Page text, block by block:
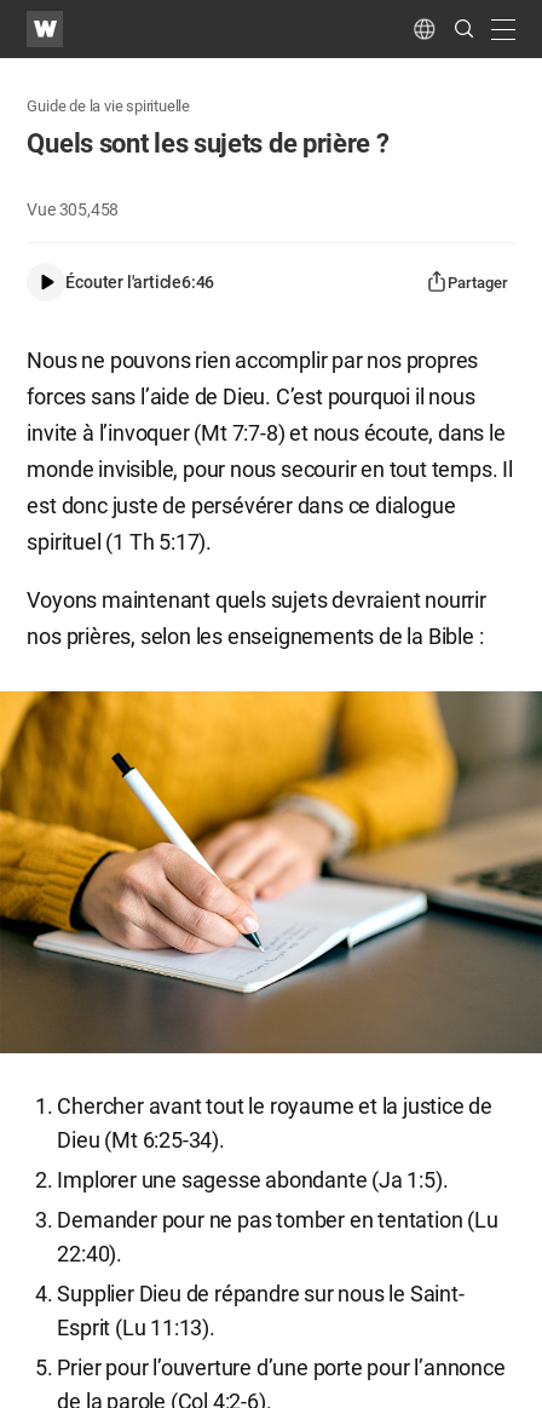
WATV
Language
Search
Submit
Guide de la vie spirituelle
Quels sont les sujets de prière ?
Vue305,458
Écouter l'article6:46 Partager
Nous ne pouvons rien accomplir par nos propres
forces sans l’aide de Dieu. C’est pourquoi il nous
invite à l’invoquer (Mt 7:7-8) et nous écoute, dans le
monde invisible, pour nous secourir en tout temps. Il
est donc juste de persévérer dans ce dialogue
spirituel (1 Th 5:17).
Voyons maintenant quels sujets devraient nourrir
nos prières, selon les enseignements de la Bible :
Chercher avant tout le royaume et la justice de
Dieu (Mt 6:25-34).
Implorer une sagesse abondante (Ja 1:5).
Demander pour ne pas tomber en tentation (Lu
22:40).
Supplier Dieu de répandre sur nous le Saint-
Esprit (Lu 11:13).
Prier pour l’ouverture d’une porte pour l’annonce
de la parole (Col 4:2-6).